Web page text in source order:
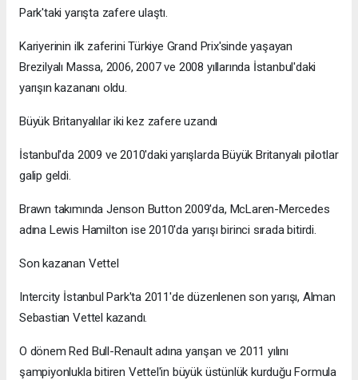
Park'taki yarışta zafere ulaştı.
Kariyerinin ilk zaferini Türkiye Grand Prix'sinde yaşayan
Brezilyalı Massa, 2006, 2007 ve 2008 yıllarında İstanbul'daki
yarışın kazananı oldu.
Büyük Britanyalılar iki kez zafere uzandı
İstanbul'da 2009 ve 2010'daki yarışlarda Büyük Britanyalı pilotlar
galip geldi.
Brawn takımında Jenson Button 2009'da, McLaren-Mercedes
adına Lewis Hamilton ise 2010'da yarışı birinci sırada bitirdi.
Son kazanan Vettel
Intercity İstanbul Park'ta 2011'de düzenlenen son yarışı, Alman
Sebastian Vettel kazandı.
O dönem Red Bull-Renault adına yarışan ve 2011 yılını
şampiyonlukla bitiren Vettel'in büyük üstünlük kurduğu Formula